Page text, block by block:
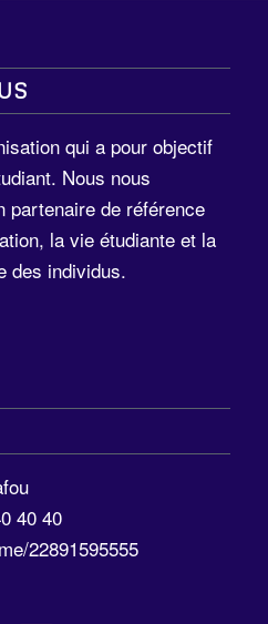
qui a pour objectif
Nous nous
partenaire de référence
la vie étudiante et la
des individus.
40 40
22891595555